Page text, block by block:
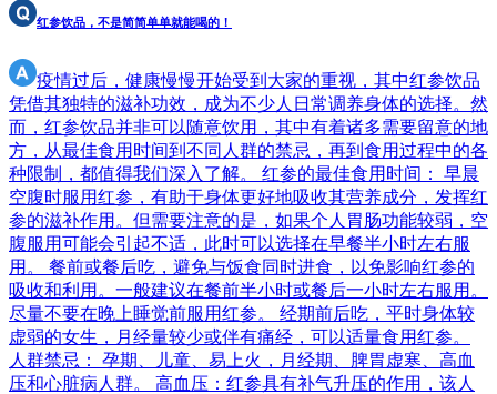
红参饮品，不是简简单单就能喝的！
疫情过后，健康慢慢开始受到大家的重视，其中红参饮品
凭借其独特的滋补功效，成为不少人日常调养身体的选择。然
而，红参饮品并非可以随意饮用，其中有着诸多需要留意的地
方，从最佳食用时间到不同人群的禁忌，再到食用过程中的各
种限制，都值得我们深入了解。 红参的最佳食用时间： 早晨
空腹时服用红参，有助于身体更好地吸收其营养成分，发挥红
参的滋补作用。但需要注意的是，如果个人胃肠功能较弱，空
腹服用可能会引起不适，此时可以选择在早餐半小时左右服
用。 餐前或餐后吃，避免与饭食同时进食，以免影响红参的
吸收和利用。一般建议在餐前半小时或餐后一小时左右服用。
尽量不要在晚上睡觉前服用红参。 经期前后吃，平时身体较
虚弱的女生，月经量较少或伴有痛经，可以适量食用红参。
人群禁忌： 孕期、儿童、易上火，月经期、脾胃虚寒、高血
压和心脏病人群。 高血压：红参具有补气升压的作用，该人